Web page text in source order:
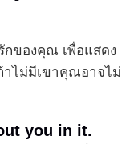
กของคุณ เพื่อแสดง
าไม่มีเขาคุณอาจไม่
you in it.